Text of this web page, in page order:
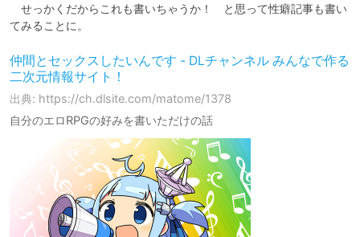
せっかくだからこれも書いちゃうか！　と思って性癖記事も書い
てみることに。
仲間とセックスしたいんです - DLチャンネル みんなで作る
二次元情報サイト！
出典: https://ch.dlsite.com/matome/1378
自分のエロRPGの好みを書いただけの話